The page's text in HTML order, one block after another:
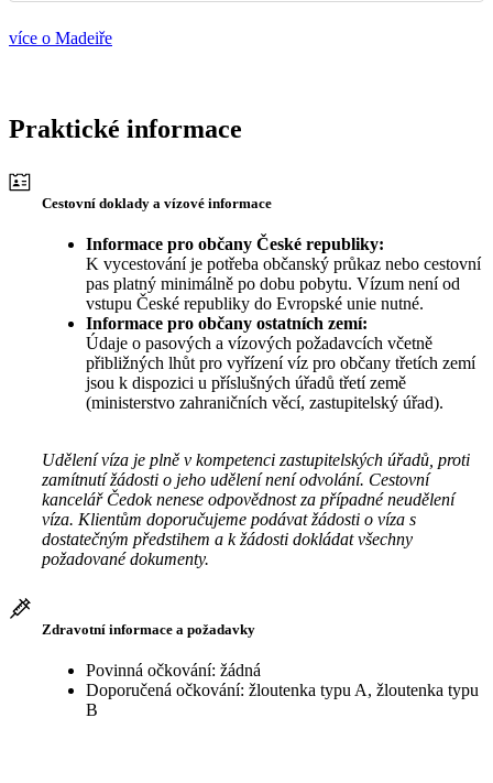
více o Madeiře
Praktické informace
Cestovní doklady a vízové informace
Informace pro občany České republiky:
K vycestování je potřeba občanský průkaz nebo cestovní
pas platný minimálně po dobu pobytu. Vízum není od
vstupu České republiky do Evropské unie nutné.
Informace pro občany ostatních zemí:
Údaje o pasových a vízových požadavcích včetně
přibližných lhůt pro vyřízení víz pro občany třetích zemí
jsou k dispozici u příslušných úřadů třetí země
(ministerstvo zahraničních věcí, zastupitelský úřad).
Udělení víza je plně v kompetenci zastupitelských úřadů, proti
zamítnutí žádosti o jeho udělení není odvolání. Cestovní
kancelář Čedok nenese odpovědnost za případné neudělení
víza. Klientům doporučujeme podávat žádosti o víza s
dostatečným předstihem a k žádosti dokládat všechny
požadované dokumenty.
Zdravotní informace a požadavky
Povinná očkování: žádná
Doporučená očkování: žloutenka typu A, žloutenka typu
B